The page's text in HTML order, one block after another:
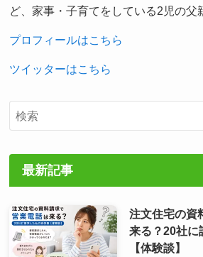
ど、家事・子育てをしている2児の父
プロフィールはこちら
ツイッターはこちら
最新記事
注文住宅の資
来る？20社に
【体験談】